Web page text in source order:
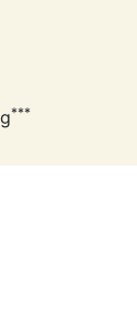
***